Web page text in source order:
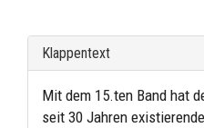
Klappentext
Mit dem 15.ten Band hat
seit 30 Jahren